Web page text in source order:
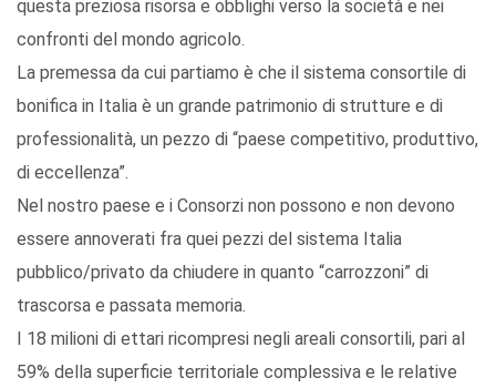
questa preziosa risorsa e obblighi verso la società e nei
confronti del mondo agricolo.
La premessa da cui partiamo è che il sistema consortile di
bonifica in Italia è un grande patrimonio di strutture e di
professionalità, un pezzo di “paese competitivo, produttivo,
di eccellenza”.
Nel nostro paese e i Consorzi non possono e non devono
essere annoverati fra quei pezzi del sistema Italia
pubblico/privato da chiudere in quanto “carrozzoni” di
trascorsa e passata memoria.
I 18 milioni di ettari ricompresi negli areali consortili, pari al
59% della superficie territoriale complessiva e le relative